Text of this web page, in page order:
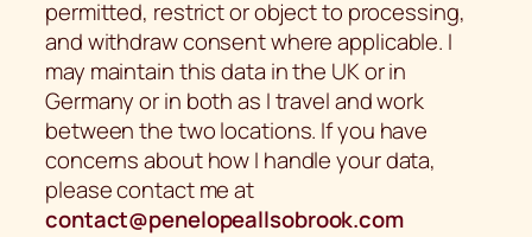
permitted, restrict or object to processing,
and withdraw consent where applicable. I
may maintain this data in the UK or in
Germany or in both as I travel and work
between the two locations. If you have
concerns about how I handle your data,
please contact me at
contact@penelopeallsobrook.com